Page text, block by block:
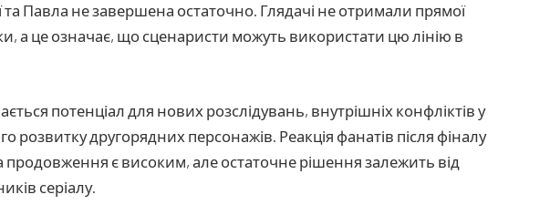
та Павла не завершена остаточно. Глядачі не отримали прямої
а це означає, що сценаристи можуть використати цю лінію в
потенціал для нових розслідувань, внутрішніх конфліктів у
розвитку другорядних персонажів. Реакція фанатів після фіналу
продовження є високим, але остаточне рішення залежить від
серіалу.